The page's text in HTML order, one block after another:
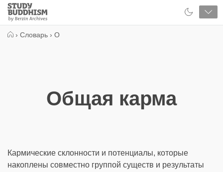
Close
Study
Buddhism
› Словарь › О
Общая карма
Кармические склонности и потенциалы, которые
накоплены совместно группой существ и результаты